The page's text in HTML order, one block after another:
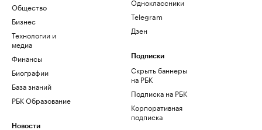
Общество
Бизнес
Технологии и
медиа
Финансы
Биографии
База знаний
РБК Образование
Новости
Telegram
Дзен
Подписки
Скрыть баннеры
на РБК
Подписка на РБК
Корпоративная
подписка